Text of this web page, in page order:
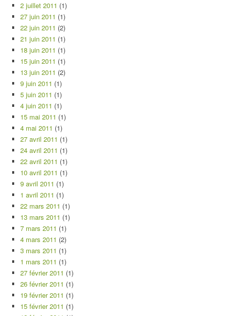
2 juillet 2011 (1)
27 juin 2011 (1)
22 juin 2011 (2)
21 juin 2011 (1)
18 juin 2011 (1)
15 juin 2011 (1)
13 juin 2011 (2)
9 juin 2011 (1)
5 juin 2011 (1)
4 juin 2011 (1)
15 mai 2011 (1)
4 mai 2011 (1)
27 avril 2011 (1)
24 avril 2011 (1)
22 avril 2011 (1)
10 avril 2011 (1)
9 avril 2011 (1)
1 avril 2011 (1)
22 mars 2011 (1)
13 mars 2011 (1)
7 mars 2011 (1)
4 mars 2011 (2)
3 mars 2011 (1)
1 mars 2011 (1)
27 février 2011 (1)
26 février 2011 (1)
19 février 2011 (1)
15 février 2011 (1)